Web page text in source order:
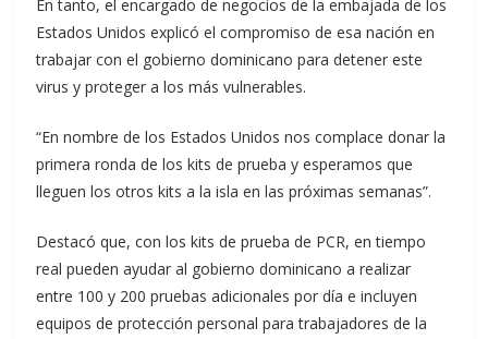
En tanto, el encargado de negocios de la embajada de los
Estados Unidos explicó el compromiso de esa nación en
trabajar con el gobierno dominicano para detener este
virus y proteger a los más vulnerables.
“En nombre de los Estados Unidos nos complace donar la
primera ronda de los kits de prueba y esperamos que
lleguen los otros kits a la isla en las próximas semanas”.
Destacó que, con los kits de prueba de PCR, en tiempo
real pueden ayudar al gobierno dominicano a realizar
entre 100 y 200 pruebas adicionales por día e incluyen
equipos de protección personal para trabajadores de la